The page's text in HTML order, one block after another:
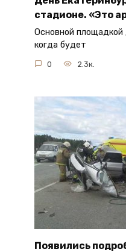
стадионе. «Это
Основной
когда будет
0 2.3к.
Появились